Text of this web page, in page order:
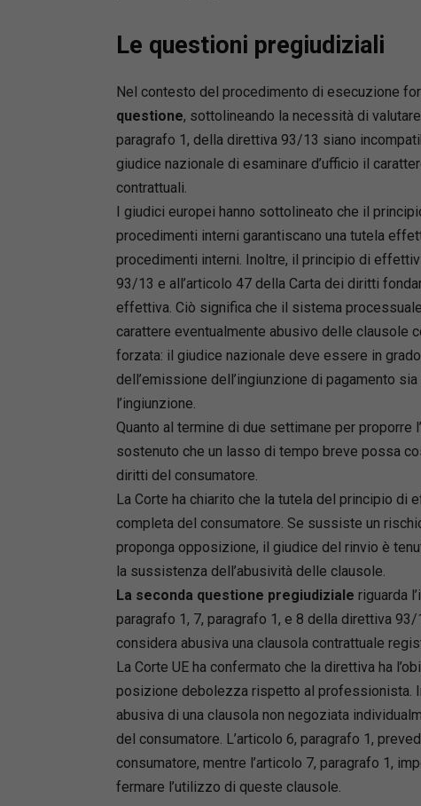
Le questioni pregiudiziali
Nel contesto del procedimento di esecuzione
questione, sottolineando la necessità di
paragrafo 1, della direttiva 93/13 siano
giudice nazionale di esaminare d’ufficio il
contrattuali.
I giudici europei hanno sottolineato che il
procedimenti interni garantiscano una tutela
procedimenti interni. Inoltre, il principio di
93/13 e all’articolo 47 della Carta dei diritti
effettiva. Ciò significa che il sistema
carattere eventualmente abusivo delle clausole
forzata: il giudice nazionale deve essere in
dell’emissione dell’ingiunzione di pagamento
l’ingiunzione.
Quanto al termine di due settimane per proporre
sostenuto che un lasso di tempo breve possa
diritti del consumatore.
La Corte ha chiarito che la tutela del principio
completa del consumatore. Se sussiste un
proponga opposizione, il giudice del rinvio è
la sussistenza dell’abusività delle clausole.
La seconda questione pregiudiziale riguarda
paragrafo 1, 7, paragrafo 1, e 8 della direttiva
considera abusiva una clausola contrattuale
La Corte UE ha confermato che la direttiva ha
posizione debolezza rispetto al professionista.
abusiva di una clausola non negoziata
del consumatore. L’articolo 6, paragrafo 1,
consumatore, mentre l’articolo 7, paragrafo 1,
fermare l’utilizzo di queste clausole.